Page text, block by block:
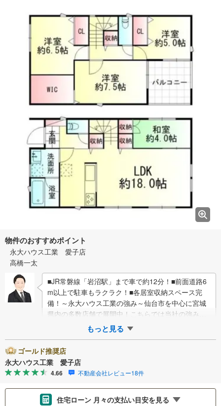
物件のおすすめポイント
永大ハウス工業 愛子店
高橋一太
■JR常磐線「岩沼駅」まで車で約12分！■前面道路6
m以上で駐車もラクラク！■各居室収納スペース完
備！～永大ハウス工業の強み～仙台市を中心に宮城
県内の多数店舗で展開中！こちらでは当社の強みを
大きく2つに分けてご紹介！1.＜豊富な不…
もっと見る
ゴールド推奨店
永大ハウス工業 愛子店
4.66 不動産会社レビュー18件
住宅ローン 月々の支払い目安を見る